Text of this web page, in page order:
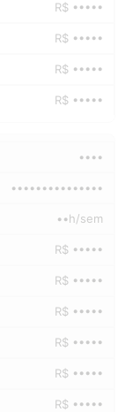
R$ •••••
R$ •••••
R$ •••••
R$ •••••
••••
•••••••••••••••
••h/sem
R$ •••••
R$ •••••
R$ •••••
R$ •••••
R$ •••••
R$ •••••